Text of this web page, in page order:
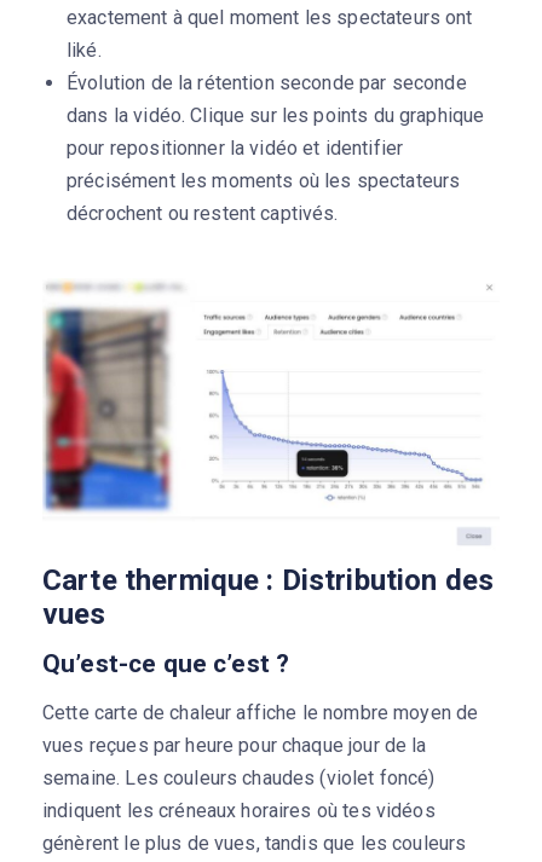
exactement à quel moment les spectateurs ont
liké.
Évolution de la rétention seconde par seconde
dans la vidéo. Clique sur les points du graphique
pour repositionner la vidéo et identifier
précisément les moments où les spectateurs
décrochent ou restent captivés.
Carte thermique : Distribution des
vues
Qu’est-ce que c’est ?
Cette carte de chaleur affiche le nombre moyen de
vues reçues par heure pour chaque jour de la
semaine. Les couleurs chaudes (violet foncé)
indiquent les créneaux horaires où tes vidéos
génèrent le plus de vues, tandis que les couleurs